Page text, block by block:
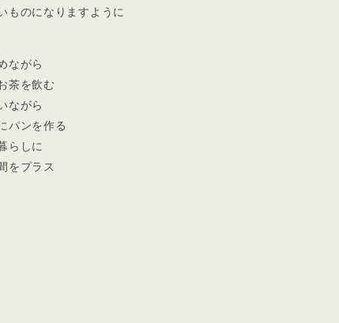
ものになりますように
ながら
茶を飲む
ながら
パンを作る
らしに
をプラス